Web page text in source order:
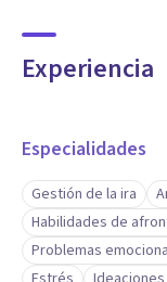
Experiencia
Especialidades
Gestión de la ira
Habilidades de
Problemas